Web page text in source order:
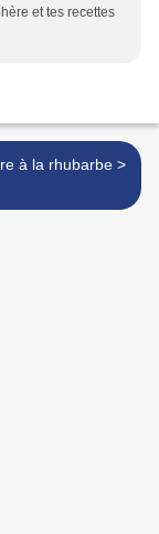
et tes recettes
Saint pierre à la rhubarbe >